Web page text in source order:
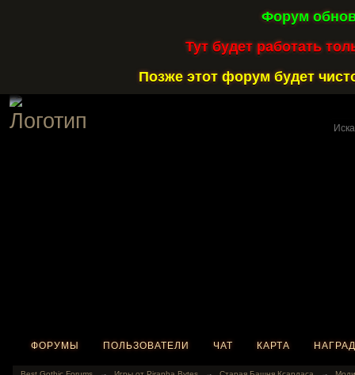
Форум
Тут будет работать
Позже этот форум будет
ФОРУМЫ ПОЛЬЗОВАТЕЛИ ЧАТ КАРТА